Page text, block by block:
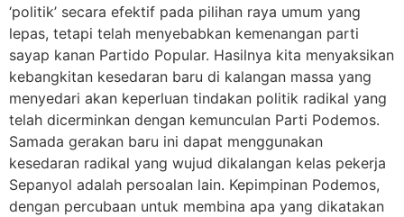
‘politik’ secara efektif pada pilihan raya umum yang
lepas, tetapi telah menyebabkan kemenangan parti
sayap kanan Partido Popular. Hasilnya kita menyaksikan
kebangkitan kesedaran baru di kalangan massa yang
menyedari akan keperluan tindakan politik radikal yang
telah dicerminkan dengan kemunculan Parti Podemos.
Samada gerakan baru ini dapat menggunakan
kesedaran radikal yang wujud dikalangan kelas pekerja
Sepanyol adalah persoalan lain. Kepimpinan Podemos,
dengan percubaan untuk membina apa yang dikatakan